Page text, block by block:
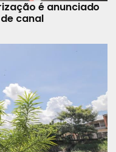
é anunciado
canal